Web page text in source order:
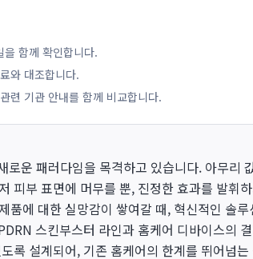
함께 확인합니다.
와 대조합니다.
련 기관 안내를 함께 비교합니다.
운 패러다임을 목격하고 있습니다. 아무리
피부 표면에 머무를 뿐, 진정한 효과를 발휘
품에 대한 실망감이 쌓여갈 때, 혁신적인 솔
스킨부스터 라인과 홈케어 디바이스의
록 설계되어, 기존 홈케어의 한계를 뛰어넘